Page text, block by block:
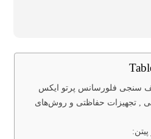
سنجی فلورسانس پرتو ایکس
, تجهیزات حفاظتی و روش‌های